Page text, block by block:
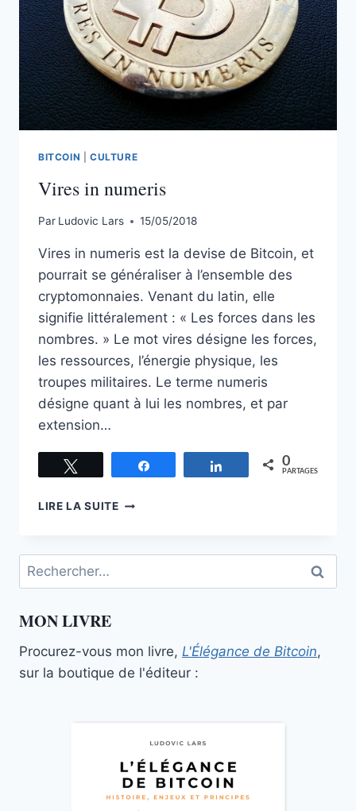
BITCOIN CULTURE
Vires in numeris
Par Ludovic Lars 15/05/2018
Vires in numeris est la devise de Bitcoin, et
pourrait se généraliser à l’ensemble des
cryptomonnaies. Venant du latin, elle
signifie littéralement : « Les forces dans les
nombres. » Le mot vires désigne les forces,
les ressources, l’énergie physique, les
troupes militaires. Le terme numeris
désigne quant à lui les nombres, et par
extension…
Partagez 0
PARTAGES
LIRE LA SUITEVIRES
Rechercher :
MON LIVRE
Procurez-vous mon livre, L'Élégance de Bitcoin,
sur la boutique de l'éditeur :